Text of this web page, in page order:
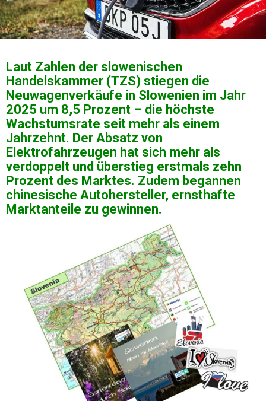
Laut Zahlen der slowenischen
Handelskammer (TZS) stiegen die
Neuwagenverkäufe in Slowenien im Jahr
2025 um 8,5 Prozent – ​​die höchste
Wachstumsrate seit mehr als einem
Jahrzehnt. Der Absatz von
Elektrofahrzeugen hat sich mehr als
verdoppelt und überstieg erstmals zehn
Prozent des Marktes. Zudem begannen
chinesische Autohersteller, ernsthafte
Marktanteile zu gewinnen.